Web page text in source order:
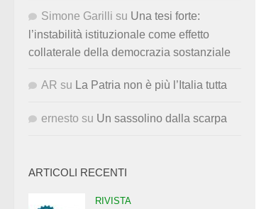
Simone Garilli su Una tesi forte:
l’instabilità istituzionale come effetto
collaterale della democrazia sostanziale
AR su La Patria non è più l’Italia tutta
ernesto su Un sassolino dalla scarpa
ARTICOLI RECENTI
RIVISTA